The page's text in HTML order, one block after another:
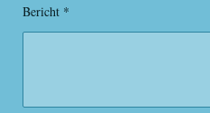
e
n
Bericht *